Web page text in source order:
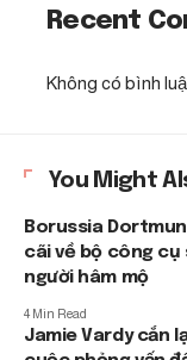
Recent
Không có bình
You Might
Borussia
cãi về bộ công cụ
người hâm mộ
4 Min Read
Jamie Vardy cắn